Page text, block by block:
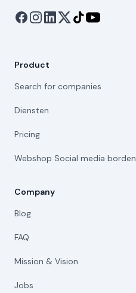
Product
Search for companies
Diensten
Pricing
Webshop Social media borden
Company
Blog
FAQ
Mission & Vision
Jobs